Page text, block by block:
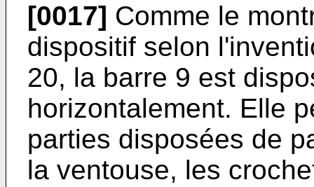
[0017] Comme le
dispositif selon
20, la barre 9 est
horizontalement. Elle
parties disposées de
la ventouse, les